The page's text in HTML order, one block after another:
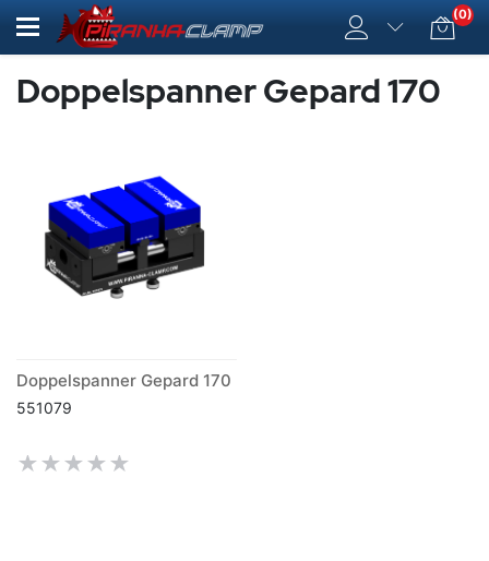
(0)
Doppelspanner Gepard 170
Doppelspanner Gepard 170
551079